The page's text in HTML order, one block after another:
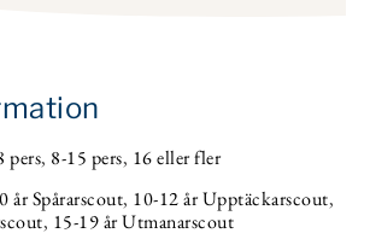
pers, 8-15 pers, 16 eller fler
år Spårarscout, 10-12 år Upptäckarscout,
, 15-19 år Utmanarscout